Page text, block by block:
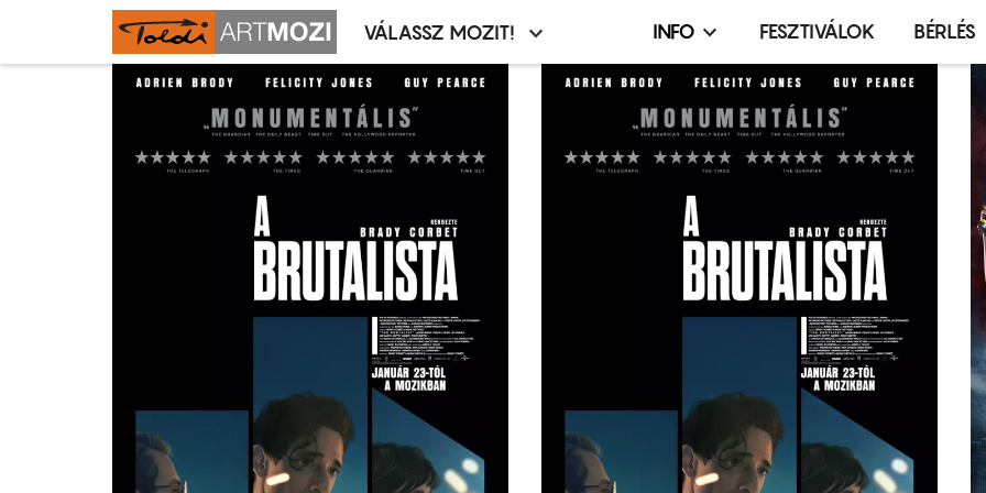
Moziválasztó
menü
VÁLASSZ MOZIT!
Infó,
esemény,
terembérlés
menü
INFO FESZTIVÁLOK BÉRLÉS